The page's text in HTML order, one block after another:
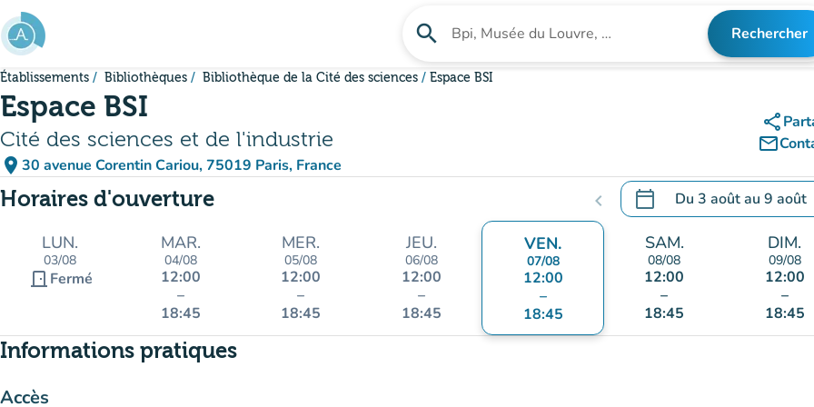
Aller au contenu principal
search Rechercher un établissement Rechercher
Établissements Bibliothèques Bibliothèque de la Cité des sciences Espace BSI
Espace BSI
Cité des sciences et de l'industrie
place 30 avenue Corentin Cariou, 75019 Paris, France
(ouvrir dans Google Maps)
(nouvel onglet)
share
mail_outline
Horaires d'ouverture chevron_left calendar_today Du 3 aoûtau 9 août
.Ouvrir le calendrier pour
LUN.
03/08
door_front Fermé
MAR.
04/08
12:00
–
18:45
MER.
05/08
12:00
–
18:45
JEU.
06/08
12:00
–
18:45
VEN.
07/08
12:00
–
18:45
SAM.
08/08
12:00
–
18:45
DIM.
09/08
12:00
–
18:45
Informations pratiques
Accès